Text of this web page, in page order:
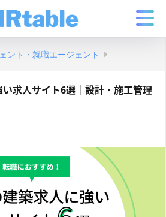
ント・就職エージェント
求人サイト6選｜設計・施工管理